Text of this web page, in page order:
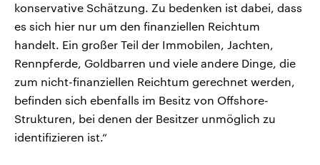
konservative Schätzung. Zu bedenken ist dabei, dass
es sich hier nur um den finanziellen Reichtum
handelt. Ein großer Teil der Immobilen, Jachten,
Rennpferde, Goldbarren und viele andere Dinge, die
zum nicht-finanziellen Reichtum gerechnet werden,
befinden sich ebenfalls im Besitz von Offshore-
Strukturen, bei denen der Besitzer unmöglich zu
identifizieren ist.“